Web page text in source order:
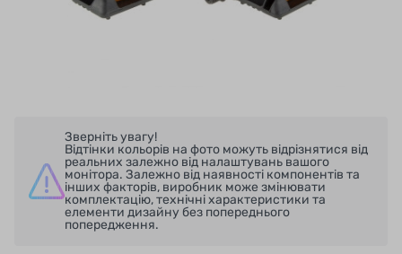
Зверніть увагу!
Відтінки кольорів на фото можуть відрізнятися від
реальних залежно від налаштувань вашого
монітора. Залежно від наявності компонентів та
інших факторів, виробник може змінювати
комплектацію, технічні характеристики та
елементи дизайну без попереднього
попередження.